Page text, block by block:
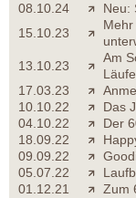
08.10.24
Neu:
15.10.23
13.10.23
Am
17.03.23
10.10.22
Das
04.10.22
Der
18.09.22
09.09.22
05.07.22
01.12.21
Zum